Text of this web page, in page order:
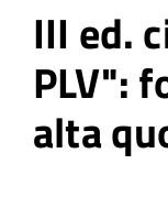
III ed.
PLV":
alta